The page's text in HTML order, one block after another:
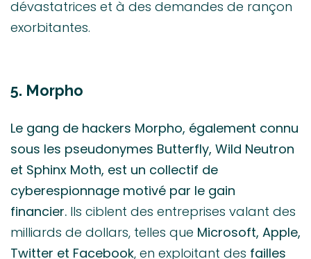
dévastatrices et à des demandes de rançon
exorbitantes.
5. Morpho
Le gang de hackers Morpho, également connu
sous les pseudonymes Butterfly, Wild Neutron
et Sphinx Moth, est un collectif de
cyberespionnage motivé par le gain
financier. Ils ciblent des entreprises valant des
milliards de dollars, telles que Microsoft, Apple,
Twitter et Facebook, en exploitant des failles